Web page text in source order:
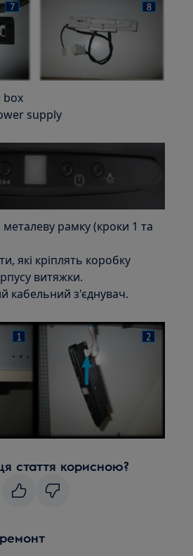
box
supply
металеву рамку (кроки 1 та
які кріплять коробку
витяжки.
кабельний з'єднувач.
стаття корисною?